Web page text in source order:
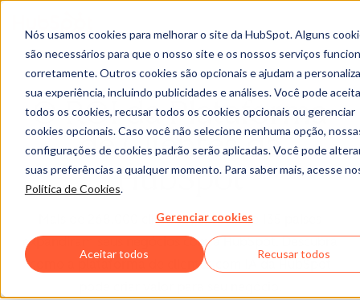
Nós usamos cookies para melhorar o site da HubSpot. Alguns
são necessários para que o nosso site e os nossos serviços
corretamente. Outros cookies são opcionais e ajudam a
sua experiência, incluindo publicidades e análises. Você pode
todos os cookies, recusar todos os cookies opcionais ou gerenciar
cookies opcionais. Caso você não selecione nenhuma opção,
configurações de cookies padrão serão aplicadas. Você pode
suas preferências a qualquer momento. Para saber mais, acesse
Política de Cookies.
Gerenciar cookies
Aceitar todos Recusar todos
O ROI da Plataforma
de Clientes da
HubSpot
Mais de 268.000 clientes em mais de 135 países
expandiram seus negócios com a HubSpot. Descubra
como a plataforma de clientes com IA da HubSpot